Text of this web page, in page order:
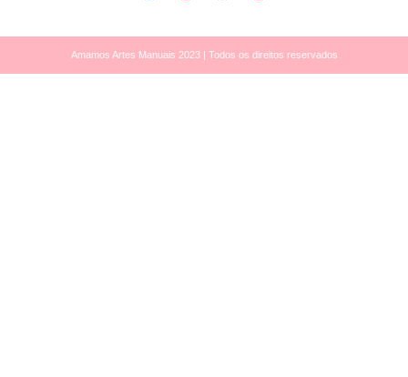
Amamos Artes Manuais 2023 | Todos os direitos reservados